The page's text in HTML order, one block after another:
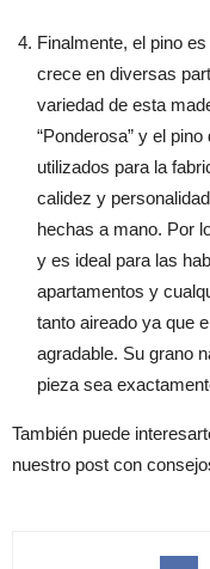
Finalmente, el pino
crece en diversas
variedad de esta
“Ponderosa” y el
utilizados para la
calidez y
hechas a mano. Por
y es ideal para las
apartamentos y
tanto aireado ya que
agradable. Su grano
pieza sea
También puede
nuestro post con